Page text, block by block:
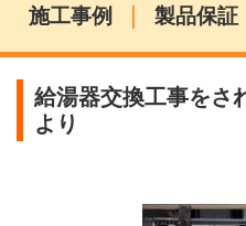
施工事例
| 製品保証
給湯器交換工事をさ
より